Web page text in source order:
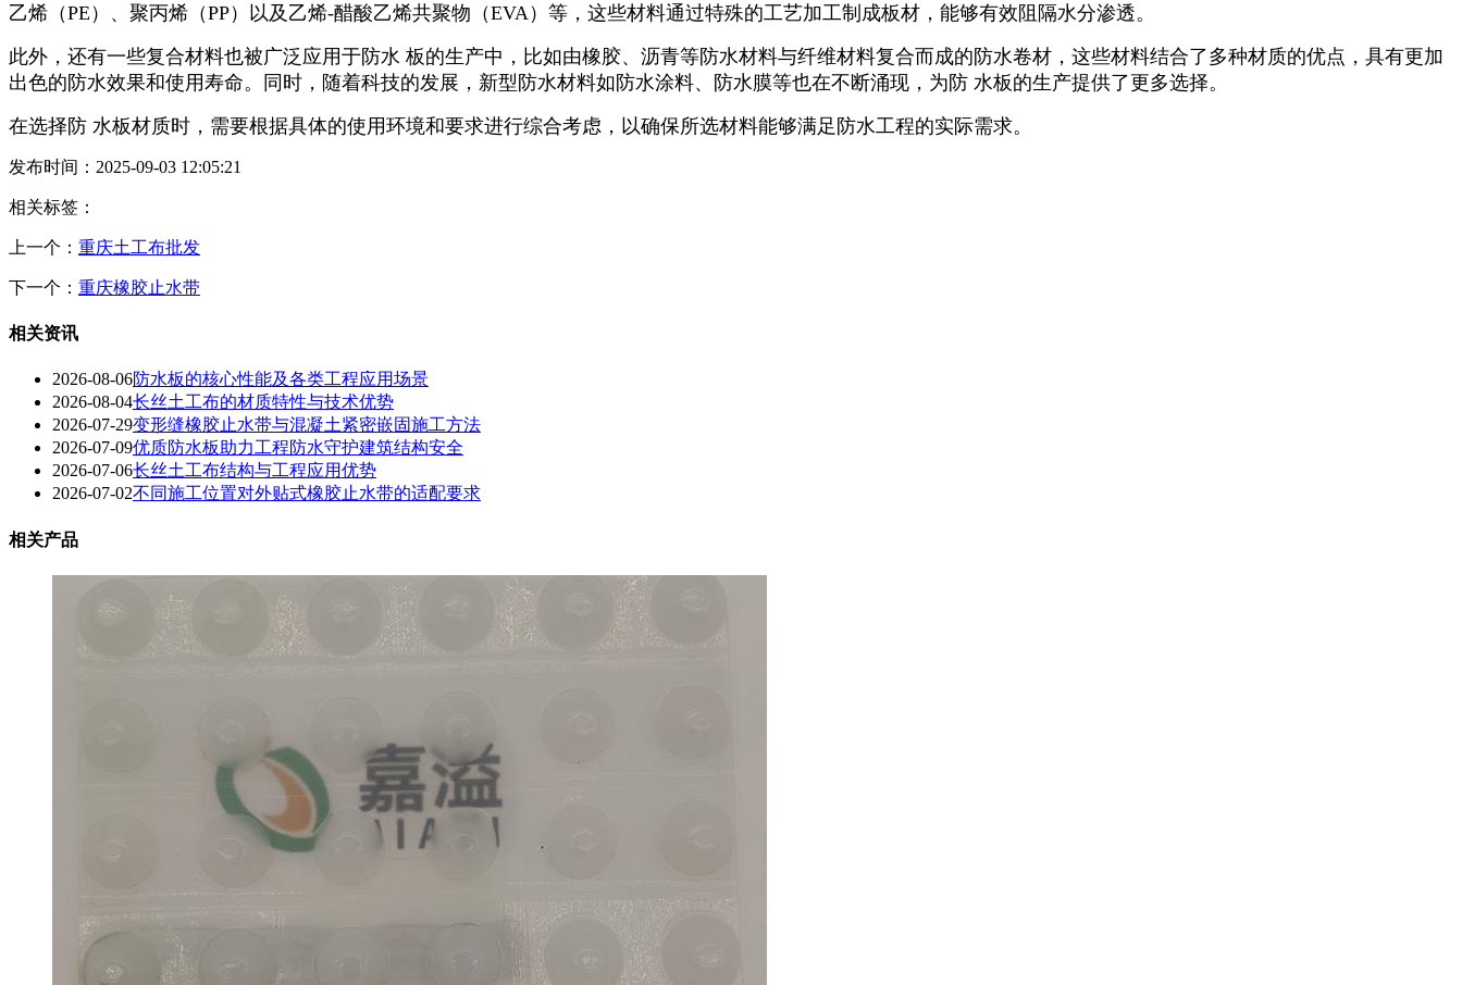
乙烯（PE ）、聚丙烯（PP）以及乙烯-醋酸乙烯共聚物（EVA ）等，这些材料通过特殊的工艺加工制成板材，能够有效阻隔水分渗透。
此外，还有一些复合材料也被广泛应用于防水 板的生产中，比如由橡胶、沥青等防水材料与纤维材料复合而成的防水卷材，这些材料结合了多种材质的优点，具有更加
出色的防水效果和使用寿命。同时，随着科技的发展，新型防水材料如防水涂料、防水膜等也在不断涌现，为防 水板的生产提供了更多选择。
在选择防 水板材质时，需要根据具体的使用环境和要求进行综合考虑，以确保所选材料能够满足防水工程的实际需求。
发布时间：2025-09-03 12:05:21
相关标签：
上一个： 重庆土工布批发
下一个： 重庆橡胶止水带
相关资讯
2026-08-06防水板的核心性能及各类工程应用场景
2026-08-04长丝土工布的材质特性与技术优势
2026-07-29变形缝橡胶止水带与混凝土紧密嵌固施工方法
2026-07-09优质防水板助力工程防水守护建筑结构安全
2026-07-06长丝土工布结构与工程应用优势
2026-07-02不同施工位置对外贴式橡胶止水带的适配要求
相关产品